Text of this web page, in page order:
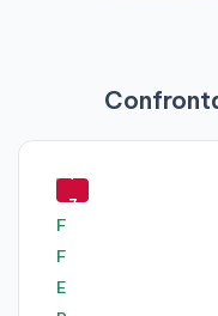
-
7
7